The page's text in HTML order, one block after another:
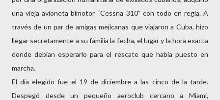
una vieja avioneta bimotor “Cessna 310” con todo en regla. A
través de un par de amigas mejicanas que viajaron a Cuba, hizo
llegar secretamente a su familia la fecha, el lugar y la hora exacta
donde debían esperarlo para el rescate que había puesto en
marcha.
El día elegido fue el 19 de diciembre a las cinco de la tarde.
Despegó desde un pequeño aeroclub cercano a Miami,